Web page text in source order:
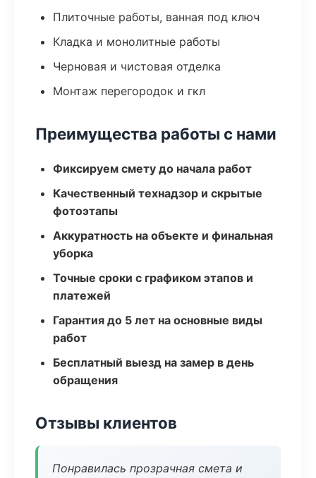
Плиточные работы, ванная под ключ
Кладка и монолитные работы
Черновая и чистовая отделка
Монтаж перегородок и гкл
Преимущества работы с нами
Фиксируем смету до начала работ
Качественный технадзор и скрытые
фотоэтапы
Аккуратность на объекте и финальная
уборка
Точные сроки с графиком этапов и
платежей
Гарантия до 5 лет на основные виды
работ
Бесплатный выезд на замер в день
обращения
Отзывы клиентов
Понравилась прозрачная смета и